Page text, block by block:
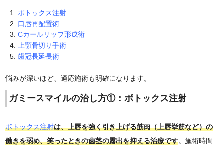
ボトックス注射
口唇再配置術
Cカールリップ形成術
上顎骨切り手術
歯冠長延長術
悩みが深いほど、適応施術も明確になります。
ガミースマイルの治し方①：ボトックス注射
ボトックス注射は、上唇を強く引き上げる筋肉（上唇挙筋など）の
働きを弱め、笑ったときの歯茎の露出を抑える治療です。施術時間